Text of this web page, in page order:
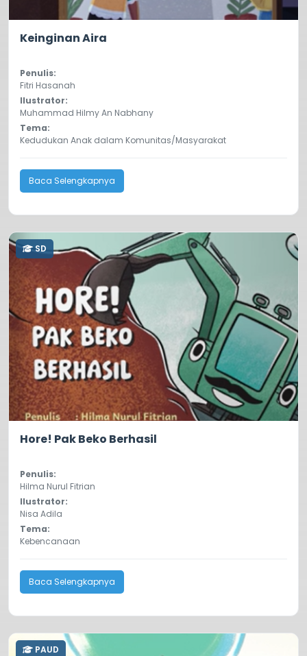
Keinginan Aira
Penulis:
Fitri Hasanah
Ilustrator:
Muhammad Hilmy An Nabhany
Tema:
Kedudukan Anak dalam Komunitas/Masyarakat
Baca Selengkapnya
SD
Hore! Pak Beko Berhasil
Penulis:
Hilma Nurul Fitrian
Ilustrator:
Nisa Adila
Tema:
Kebencanaan
Baca Selengkapnya
PAUD